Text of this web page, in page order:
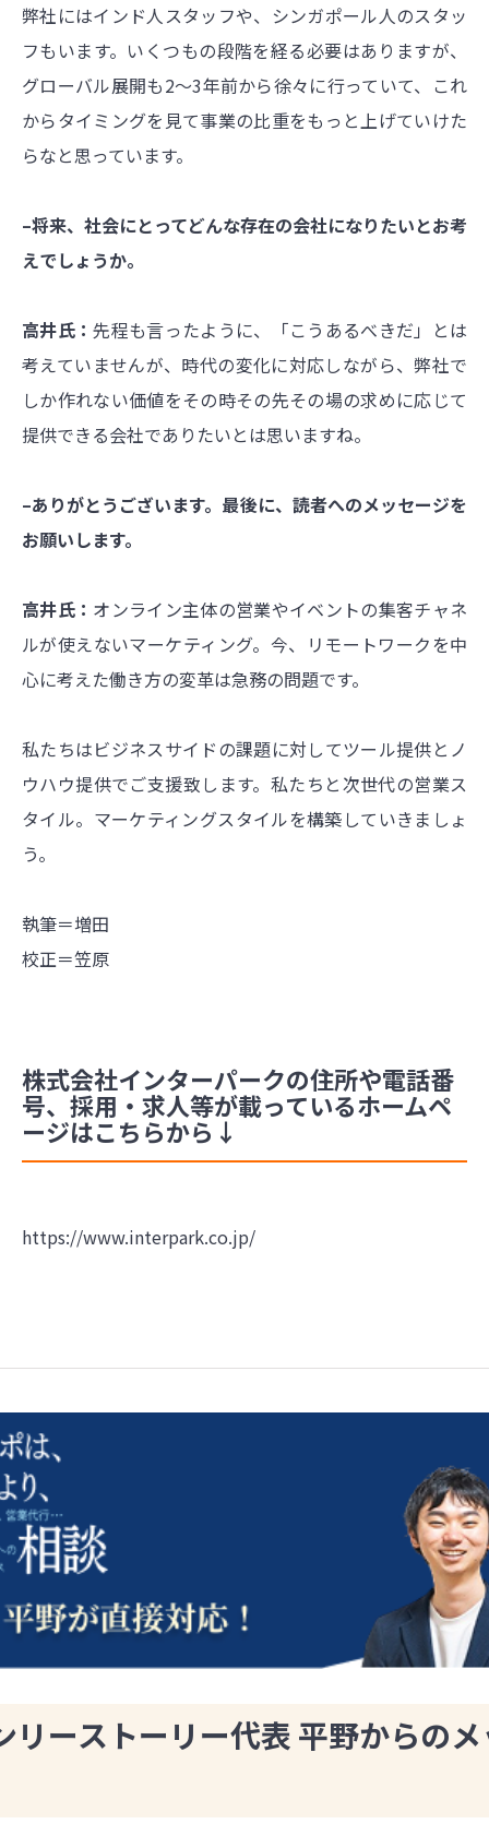
弊社にはインド人スタッフや、シンガポール人のスタッ
フもいます。いくつもの段階を経る必要はありますが、
グローバル展開も2〜3年前から徐々に行っていて、これ
からタイミングを見て事業の比重をもっと上げていけた
らなと思っています。
–将来、社会にとってどんな存在の会社になりたいとお考
えでしょうか。
高井氏：先程も言ったように、「こうあるべきだ」とは
考えていませんが、時代の変化に対応しながら、弊社で
しか作れない価値をその時その先その場の求めに応じて
提供できる会社でありたいとは思いますね。
–ありがとうございます。最後に、読者へのメッセージを
お願いします。
高井氏： オンライン主体の営業やイベントの集客チャネ
ルが使えないマーケティング。今、リモートワークを中
心に考えた働き方の変革は急務の問題です。
私たちはビジネスサイドの課題に対してツール提供とノ
ウハウ提供でご支援致します。私たちと次世代の営業ス
タイル。マーケティングスタイルを構築していきましょ
う。
執筆＝増田
校正＝笠原
株式会社インターパークの住所や電話番
号、採用・求人等が載っているホームペ
ージはこちらから↓
https://www.interpark.co.jp/
リーストーリー代表 平野からの